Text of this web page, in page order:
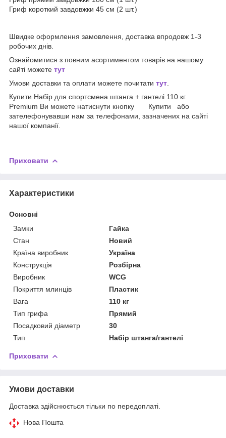
Гриф короткий завдовжки 45 см (2 шт.)
Швидке оформлення замовлення, доставка впродовж 1-3
робочих днів.
Ознайомитися з повним асортиментом товарів на нашому
сайті можете тут
Умови доставки та оплати можете почитати тут
Купити Набір для спортсмена штанга + гантелі 110 кг.
Premium Ви можете натиснути кнопку Купити або
зателефонувавши нам за телефонами, зазначених на сайті
нашої компанії.
Приховати
Характеристики
Основні
Замки
Гайка
Стан
Новий
Країна виробник
Україна
Конструкція
Розбірна
Виробник
WCG
Покриття млинців
Пластик
Вага
110 кг
Тип грифа
Прямий
Посадковий діаметр
30
Тип
Набір штанга/гантелі
Приховати
Умови доставки
Доставка здійснюється тільки по передоплаті.
Нова Пошта